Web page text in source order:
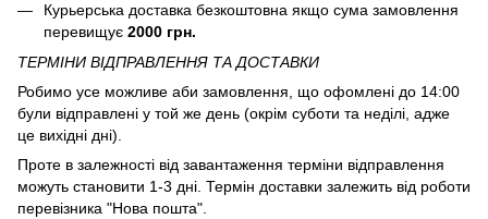
Курьерська доставка безкоштовна якщо сума замовлення
перевищує 2000 грн.
ТЕРМІНИ ВІДПРАВЛЕННЯ ТА ДОСТАВКИ
Робимо усе можливе аби замовлення, що офомлені до 14:00
були відправлені у той же день (окрім суботи та неділі, адже
це вихідні дні).
Проте в залежності від завантаження терміни відправлення
можуть становити 1-3 дні. Термін доставки залежить від роботи
перевізника "Нова пошта".